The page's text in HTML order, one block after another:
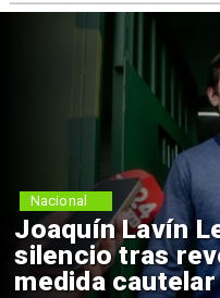
Joaquín Lavín
silencio tras
medida cautelar
Nacional